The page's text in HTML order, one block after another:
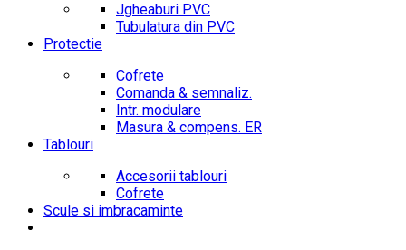
Jgheaburi PVC
Tubulatura din PVC
Protectie
Cofrete
Comanda & semnaliz.
Intr. modulare
Masura & compens. ER
Tablouri
Accesorii tablouri
Cofrete
Scule si imbracaminte